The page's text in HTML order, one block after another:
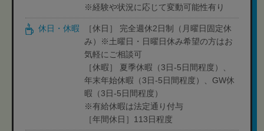
※経験や状況に応じて変動可能性有り
休日・休暇
［休日］ 完全週休2日制（月曜日固定休
み）※土曜日・日曜日休み希望の方はお
気軽にご相談可
［休暇］ 夏季休暇（3日-5日間程度）、
年末年始休暇（3日-5日間程度）、GW休
暇（3日-5日間程度）
※有給休暇は法定通り付与
［年間休日］113日程度